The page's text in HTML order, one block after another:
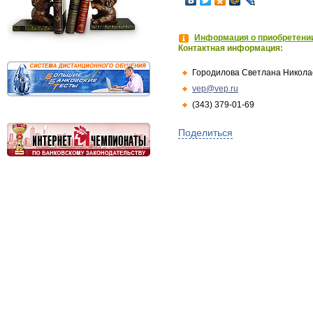
Информация о
Контактная информация:
Городилова Светлана
vep@vep.ru
(343) 379-01-69
Поделиться